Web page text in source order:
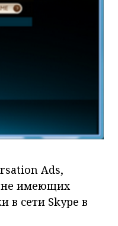
Ads,
не имеющих
в сети Skype в